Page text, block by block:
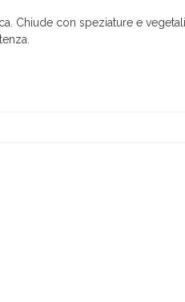
Chiude con speziature e